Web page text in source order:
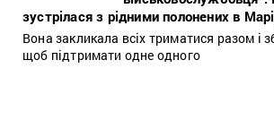
зустрілася з рідними полонених в
Вона закликала всіх триматися разом і
щоб підтримати одне одного